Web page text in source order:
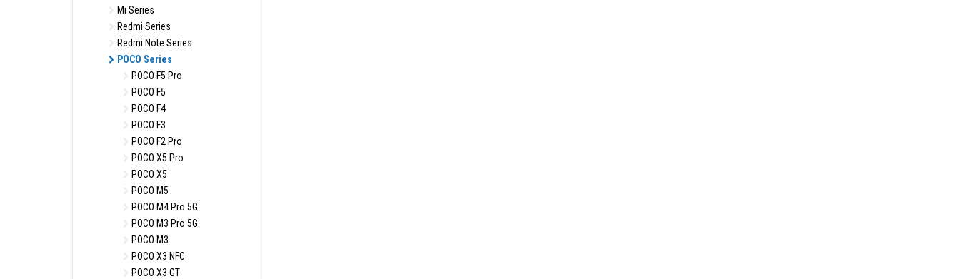
Mi Series
Redmi Series
Redmi Note Series
POCO Series
POCO F5 Pro
POCO F5
POCO F4
POCO F3
POCO F2 Pro
POCO X5 Pro
POCO X5
POCO M5
POCO M4 Pro 5G
POCO M3 Pro 5G
POCO M3
POCO X3 NFC
POCO X3 GT